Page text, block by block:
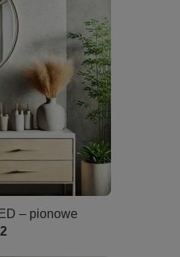
– pionowe